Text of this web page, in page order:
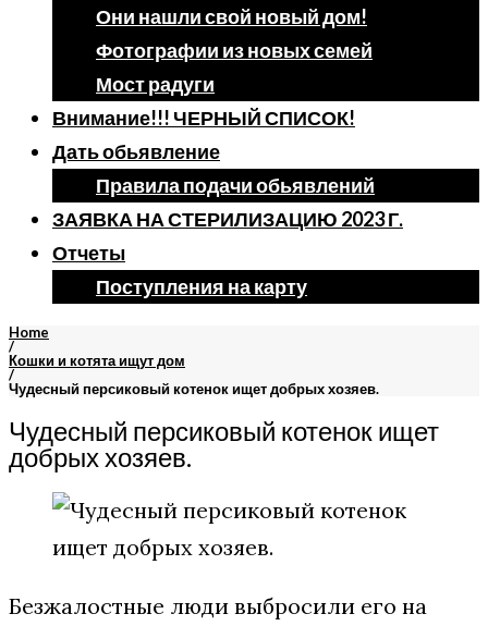
Они нашли свой новый дом!
Фотографии из новых семей
Мост радуги
Внимание!!! ЧЕРНЫЙ СПИСОК!
Дать обьявление
Правила подачи обьявлений
ЗАЯВКА НА СТЕРИЛИЗАЦИЮ 2023 Г.
Отчеты
Поступления на карту
Home
/
Кошки и котята ищут дом
/
Чудесный персиковый котенок ищет добрых хозяев.
Чудесный персиковый котенок ищет
добрых хозяев.
Безжалостные люди выбросили его на